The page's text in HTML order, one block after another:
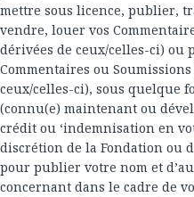
mettre sous licence, publier,
vendre, louer vos
dérivées de ceux/celles-ci) ou
Commentaires ou
ceux/celles-ci), sous quelque
(connu(e) maintenant ou
crédit ou ‘indemnisation en
discrétion de la Fondation ou
pour publier votre nom et
concernant dans le cadre de